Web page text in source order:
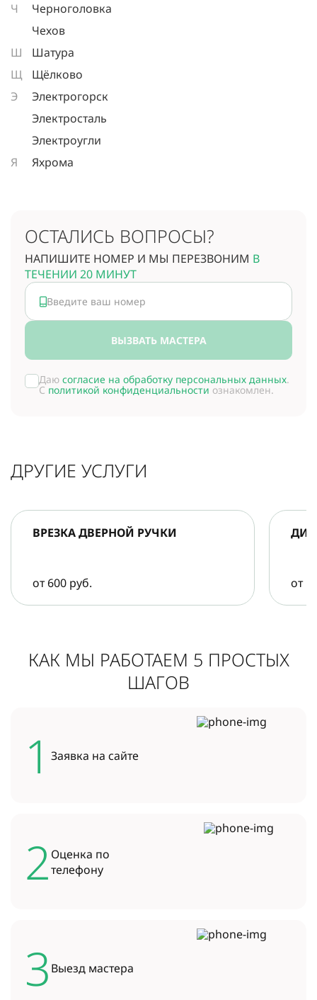
Ч
Черноголовка
Чехов
Ш
Шатура
Щ
Щёлково
Э
Электрогорск
Электросталь
Электроугли
Я
Яхрома
ОСТАЛИСЬ ВОПРОСЫ?
НАПИШИТЕ НОМЕР И МЫ ПЕРЕЗВОНИМ В
ТЕЧЕНИИ 20 МИНУТ
ВЫЗВАТЬ МАСТЕРА
Даю согласие на обработку персональных данных.
С политикой конфиденциальности ознакомлен.
ДРУГИЕ УСЛУГИ
ВРЕЗКА ДВЕРНОЙ РУЧКИ
от 600 руб. от
КАК МЫ РАБОТАЕМ 5 ПРОСТЫХ
ШАГОВ
1 Заявка на сайте
2 Оценка по
телефону
3 Выезд мастера